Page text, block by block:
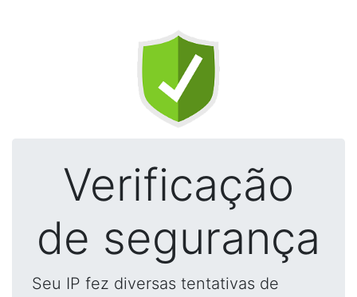
Verificação
de segurança
Seu IP fez diversas tentativas de